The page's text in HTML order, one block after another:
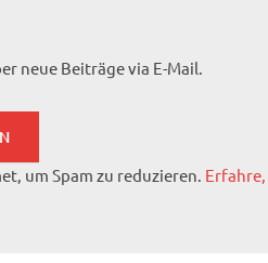
neue Beiträge via E-Mail.
um Spam zu reduzieren.